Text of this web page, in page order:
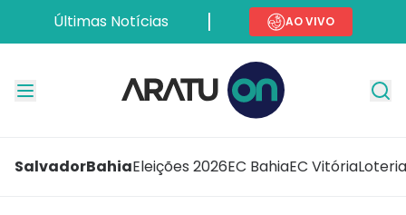
Últimas Notícias AO VIVO
SalvadorBahiaEleições 2026EC BahiaEC Vitória